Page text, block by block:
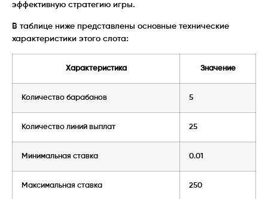
эффективную стратегию игры.
В таблице ниже представлены основные технические
характеристики этого слота:
Характеристика Значение
Количество барабанов 5
Количество линий выплат 25
Минимальная ставка 0.01
Максимальная ставка 250